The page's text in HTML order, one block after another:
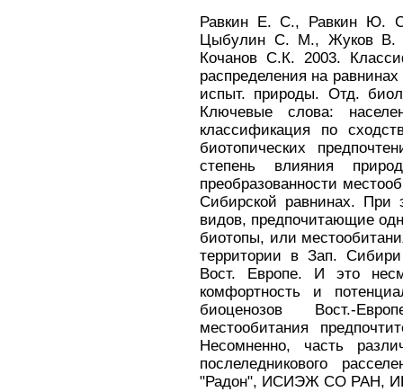
Равкин Е. С., Равкин Ю.
Цыбулин С. М., Жуков В.
Кочанов С.К. 2003.
распределения на
испыт. природы. Отд.
Ключевые слова:
классификация по
биотопических
степень влияния
преобразованности
Сибирской равнинах.
видов, предпочитающие
биотопы, или
территории в Зап.
Вост. Европе. И это
комфортность и
биоценозов Вост.-
местообитания
Несомненно, часть
послеледникового
"Радон", ИСИЭЖ СО РАН,